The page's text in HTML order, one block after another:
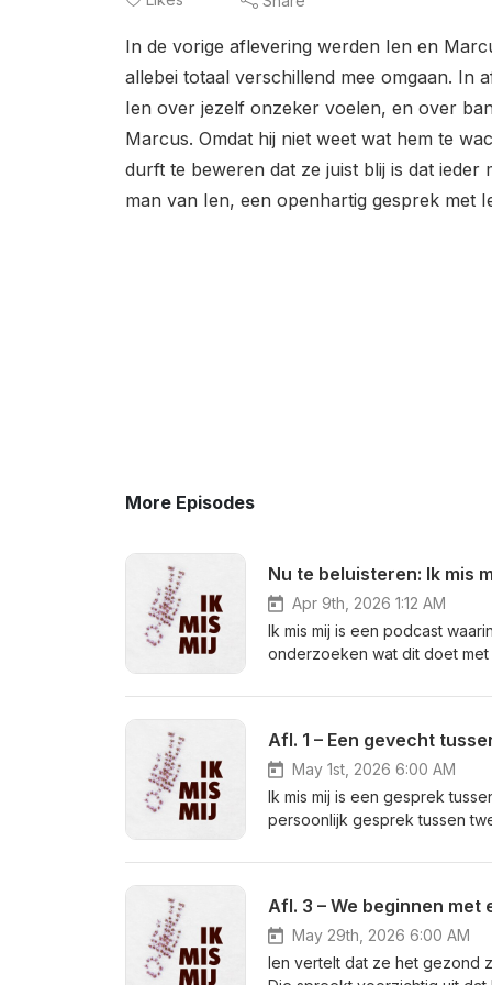
In de vorige aflevering werden Ien en
allebei totaal verschillend mee omgaan. In
Ien over jezelf onzeker voelen, en over
Marcus. Omdat hij niet weet wat hem te
durft te beweren dat ze juist blij is dat
man van Ien, een openhartig gesprek met
More Episodes
Nu te beluisteren: Ik mis
Apr 9th, 2026 1:12 AM
Ik mis mij is een podcast
onderzoeken wat dit doet
gezonde ik. Waarschuwing:
Afl. 1 – Een gevecht
May 1st, 2026 6:00 AM
Ik mis mij is een gesprek
persoonlijk gesprek tussen
deze eerste aflevering: Ien
nadeel heb zijn voordeel?’
fibromyalgie. Meer informatie
polyneuropathie. Wil je daar
financiële steun van
Afl. 3 – We beginnen
May 29th, 2026 6:00 AM
Ien vertelt dat ze het gezond